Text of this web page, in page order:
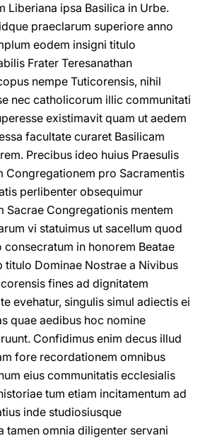
Liberiana ipsa Basilica in Urbe.
praeclarum superiore anno
eodem insigni titulo
Frater Teresanathan
nempe Tuticorensis, nihil
nec catholicorum illic communitati
existimavit quam ut aedem
facultate curaret Basilicam
Precibus ideo huius Praesulis
Congregationem pro Sacramentis
perlibenter obsequimur
Sacrae Congregationis mentem
vi statuimus ut sacellum quod
consecratum in honorem Beatae
titulo Dominae Nostrae a Nivibus
fines ad dignitatem
evehatur, singulis simul adiectis ei
quae aedibus hoc nomine
Confidimus enim decus illud
fore recordationem omnibus
eius communitatis ecclesialis
tum etiam incitamentum ad
inde studiosiusque
tamen omnia diligenter servani